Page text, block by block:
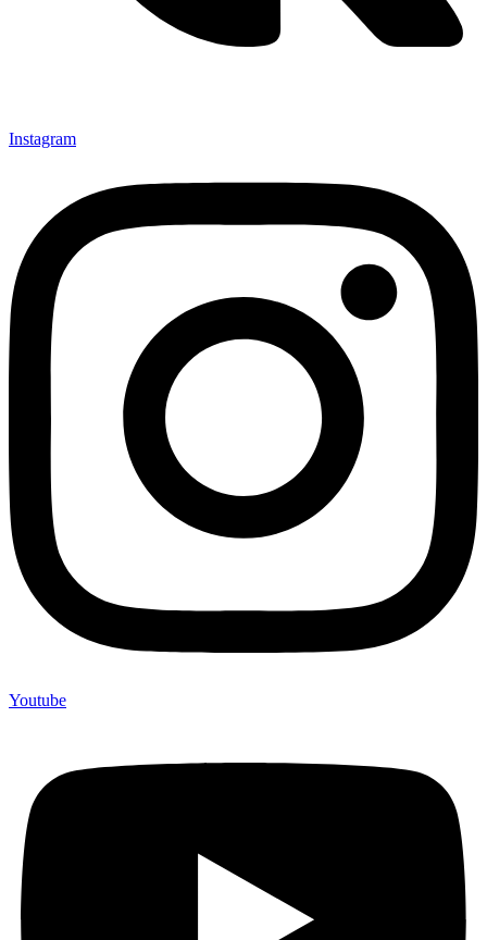
Instagram
Youtube